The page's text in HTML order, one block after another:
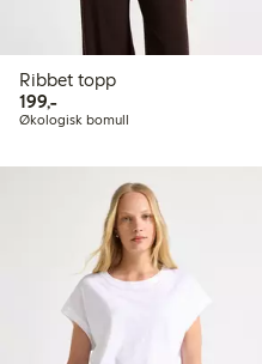
Ribbet topp
199,-199,00 kr
Økologisk bomull